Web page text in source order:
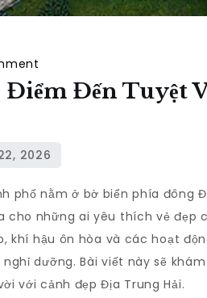
İskenderun
Tuyệt
Với
Cảnh
Đẹp
Địa
Trung
Đến Tuyệt
phố nằm ở bờ biển phía đông
cho những ai yêu thích vẻ đẹp
khí hậu ôn hòa và các hoạt
dưỡng. Bài viết này sẽ
với cảnh đẹp Địa Trung Hải.